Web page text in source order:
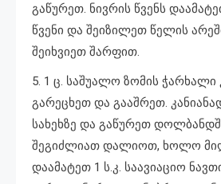
გაწურეთ. ნივრის წვენს
წვენი და შეიზილეთ წელის
შეიხვიეთ შარფით.
5. 1 ც. საშუალო ზომის ჭარხალი
გარეცხეთ და გააშრეთ.
სახეხზე და გაწურეთ
შეგიძლიათ დალიოთ, ხოლო
დაამატეთ 1 ს.კ. საავიაციო